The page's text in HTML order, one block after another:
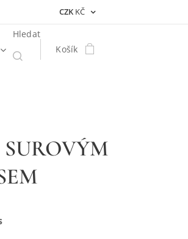
CZK KČ
Hledat
Košík